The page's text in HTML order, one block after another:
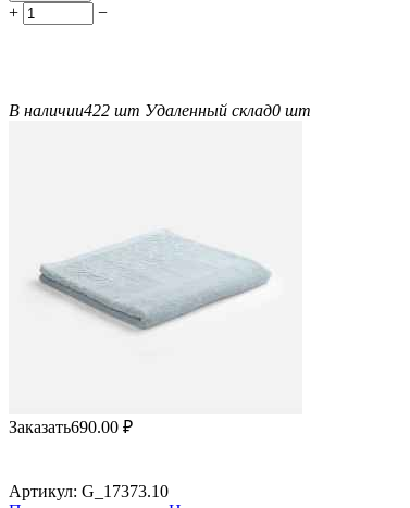
+ −
В наличии422 шт Удаленный склад0 шт
Заказать690.00 ₽
Артикул: G_17373.10